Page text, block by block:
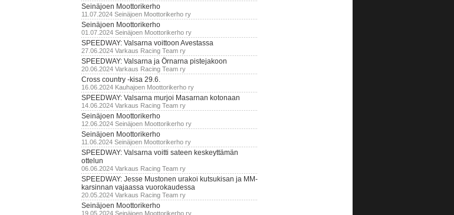
Seinäjoen Moottorikerho
11.07.2024 Seinäjoen Moottorikerho ry
Seinäjoen Moottorikerho
01.07.2024 Seinäjoen Moottorikerho ry
SPEEDWAY: Valsarna voittoon Avestassa
27.06.2024 Varkaus Racing Team ry
SPEEDWAY: Valsarna ja Örnarna pistejakoon
20.06.2024 Varkaus Racing Team ry
Cross country -kisa 29.6.
16.06.2024 Kauhajoen Moottorikerho ry
SPEEDWAY: Valsarna murjoi Masarnan kotonaan
14.06.2024 Varkaus Racing Team ry
Seinäjoen Moottorikerho
12.06.2024 Seinäjoen Moottorikerho ry
Seinäjoen Moottorikerho
11.06.2024 Seinäjoen Moottorikerho ry
SPEEDWAY: Valsarna voitti sateen keskeyttämän
ottelun
06.06.2024 Varkaus Racing Team ry
SPEEDWAY: Jesse Mustonen urakoi kutsukisan ja MM-
karsinnan vajaassa vuorokaudessa
20.05.2024 Varkaus Racing Team ry
Seinäjoen Moottorikerho
19.05.2024 Seinäjoen Moottorikerho ry